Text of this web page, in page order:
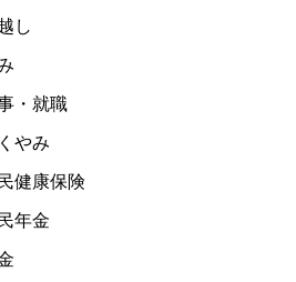
し
・就職
やみ
健康保険
年金